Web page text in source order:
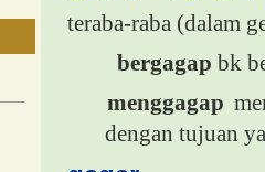
teraba-raba (dalam
bergagap bk
menggagap
dengan tujuan